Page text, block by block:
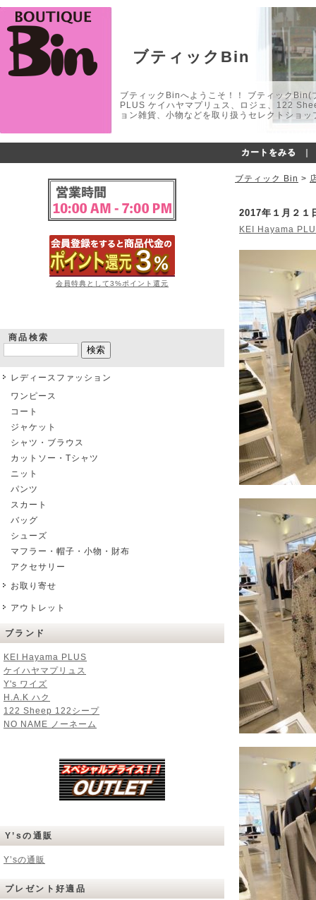
ブティックBin
ブティックBinへようこそ！！ ブティック
PLUS ケイハヤマプリュス、ロジェ、122
ョン雑貨、小物などを取り扱うセレクトショ
カートをみる
会員特典として3%ポイント還元
商品検索
レディースファッション
ワンピース
コート
ジャケット
シャツ・ブラウス
カットソー・Tシャツ
ニット
パンツ
スカート
バッグ
シューズ
マフラー・帽子・小物・財布
アクセサリー
お取り寄せ
アウトレット
ブランド
KEI Hayama PLUS
ケイハヤマプリュス
Y's ワイズ
H.A.K ハク
122 Sheep 122シープ
NO NAME ノーネーム
Y’sの通販
Y’sの通販
プレゼント好適品
ブティック Bin >
2017年１月２１
KEI Hayama